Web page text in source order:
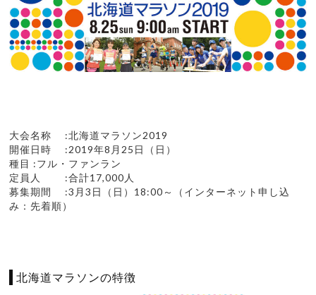
大会名称 :北海道マラソン2019
開催日時 :2019年8月25日（日）
種目 :フル・ファンラン
定員人 :合計17,000人
募集期間 :3月3日（日）18:00～（インターネット申し込
み：先着順）
北海道マラソンの特徴